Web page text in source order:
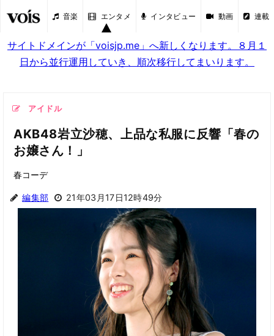
音楽 エンタメ インタビュー 動画 連載
サイトドメインが「voisjp.me」へ新しくなります。８月１
日から並行運用していき、順次移行してまいります。
アイドル
AKB48岩立沙穂、上品な私服に反響「春の
お嬢さん！」
春コーデ
編集部 21年03月17日12時49分